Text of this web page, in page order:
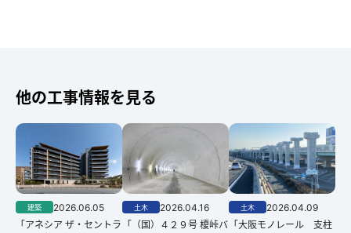
他の工事情報を見る
建築
2026.06.05
「アネシア ザ・セントラ
土木
2026.04.16
「（国）４２９号 榎峠バ
土木
2026.04.09
「大阪モノレール 支柱